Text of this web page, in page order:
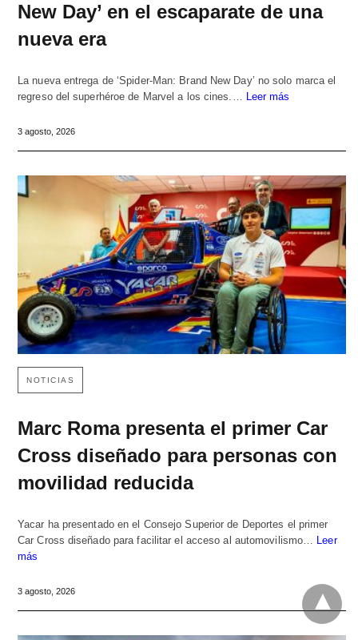
New Day’ en el escaparate de una
nueva era
La nueva entrega de ‘Spider-Man: Brand New Day’ no solo marca el
regreso del superhéroe de Marvel a los cines.… Leer más
3 agosto, 2026
NOTICIAS
Marc Roma presenta el primer Car
Cross diseñado para personas con
movilidad reducida
Yacar ha presentado en el Consejo Superior de Deportes el primer
Car Cross diseñado para facilitar el acceso al automovilismo… Leer
más
3 agosto, 2026